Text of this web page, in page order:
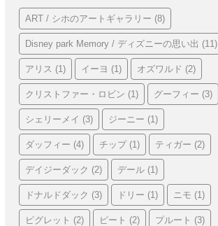
ART / シホのアートギャラリー (8)
Disney park Memory / ディズニーの思い出 (11)
アリス (1) イーヨ (1) オズワルド (2)
クリストファー・ロビン (1) グーフィー (3)
シェリーメイ (3) ジーニー (1)
ダッフィー (4) チップ(1) ティガー (2)
デイジーダック (2) デール (1)
ドナルドダック (3) ドリー (1) ニモ (1)
ピグレット (2) ピート (2) プルート (3)